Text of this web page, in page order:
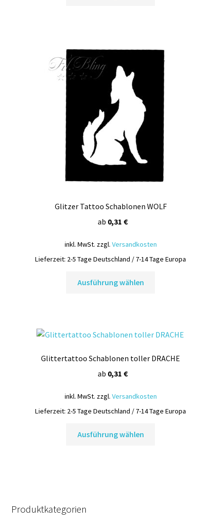
auf.
Die
Optionen
können
auf
der
Produktseite
gewählt
werden
Glitzer Tattoo Schablonen WOLF
ab 0,31 €
inkl. MwSt. zzgl. Versandkosten
Lieferzeit: 2-5 Tage Deutschland / 7-14 Tage Europa
Ausführung wählen
auf.
Optionen
der
Produktseite
Glittertattoo Schablonen toller DRACHE
ab 0,31 €
inkl. MwSt. zzgl. Versandkosten
Lieferzeit: 2-5 Tage Deutschland / 7-14 Tage Europa
Ausführung wählen
Produktkategorien